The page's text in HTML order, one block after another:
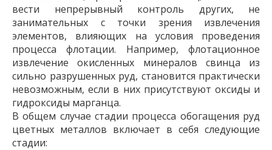
вести непрерывный контроль других, не
занимательных с точки зрения извлечения
элементов, влияющих на условия проведения
процесса флотации. Например, флотационное
извлечение окисленных минералов свинца из
сильно разрушенных руд, становится практически
невозможным, если в них присутствуют оксиды и
гидроксиды марганца.
В общем случае стадии процесса обогащения руд
цветных металлов включает в себя следующие
стадии: